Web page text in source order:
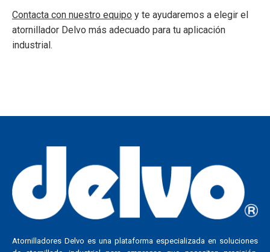
Contacta con nuestro equipo y te ayudaremos a elegir el
atornillador Delvo más adecuado para tu aplicación
industrial.
Atornilladores Delvo es una plataforma especializada en soluciones